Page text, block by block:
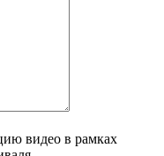
видео в рамках